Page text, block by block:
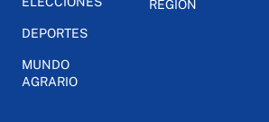
DEPORTES
MUNDO
AGRARIO
REGIÓN